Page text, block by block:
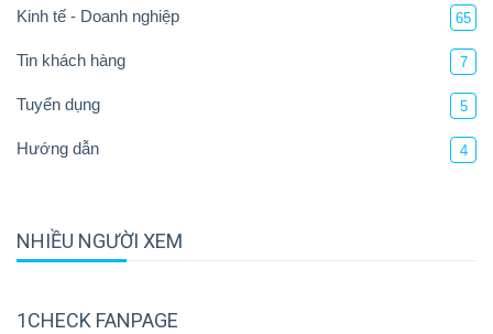
Kinh tế - Doanh nghiệp 65
Tin khách hàng 7
Tuyển dụng 5
Hướng dẫn 4
NHIỀU NGƯỜI XEM
1CHECK FANPAGE